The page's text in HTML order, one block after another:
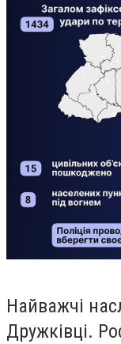
Найважчі
Дружківці.